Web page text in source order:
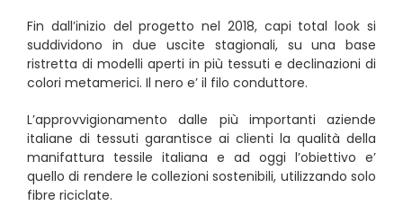
Fin dall’inizio del progetto nel 2018, capi total look si
suddividono in due uscite stagionali, su una base
ristretta di modelli aperti in più tessuti e declinazioni di
colori metamerici. Il nero e’ il filo conduttore.
L’approvvigionamento dalle più importanti aziende
italiane di tessuti garantisce ai clienti la qualità della
manifattura tessile italiana e ad oggi l’obiettivo e’
quello di rendere le collezioni sostenibili, utilizzando solo
fibre riciclate.